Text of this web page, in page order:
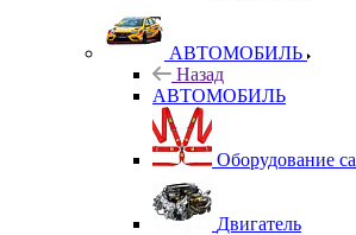
АВТОМОБИЛЬ
Назад
АВТОМОБИЛЬ
Оборудование
Двигатель